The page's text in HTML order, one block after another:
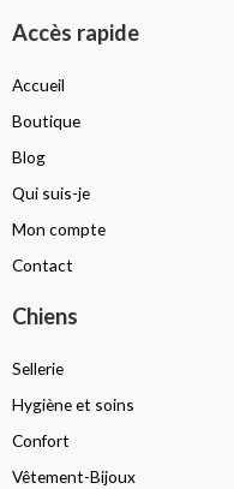
Accès rapide
Accueil
Boutique
Blog
Qui suis-je
Mon compte
Contact
Chiens
Sellerie
Hygiène et soins
Confort
Vêtement-Bijoux